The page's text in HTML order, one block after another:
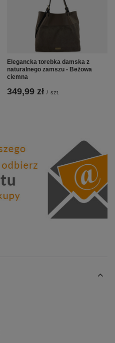
Elegancka torebka damska z
naturalnego zamszu - Beżowa
ciemna
349,99 zł / szt.